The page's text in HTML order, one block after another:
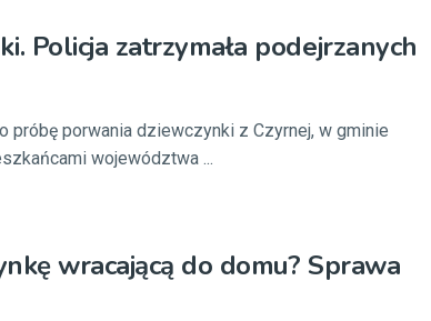
Policja zatrzymała podejrzanych
próbę porwania dziewczynki z Czyrnej, w gminie
województwa ...
wracającą do domu? Sprawa